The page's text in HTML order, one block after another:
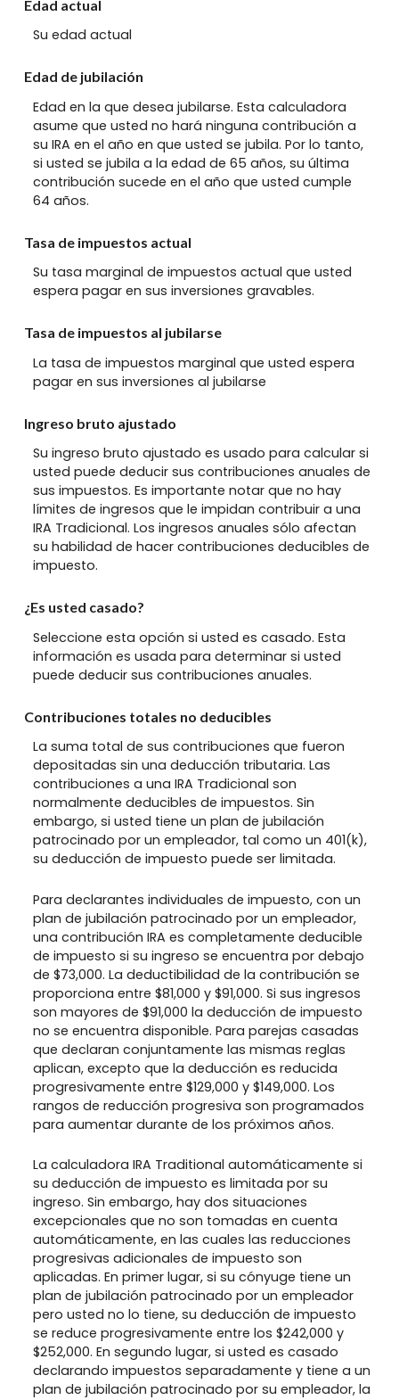
Edad actual
Su edad actual
Edad de jubilación
Edad en la que desea jubilarse. Esta calculadora
asume que usted no hará ninguna contribución a
su IRA en el año en que usted se jubila. Por lo tanto,
si usted se jubila a la edad de 65 años, su última
contribución sucede en el año que usted cumple
64 años.
Tasa de impuestos actual
Su tasa marginal de impuestos actual que usted
espera pagar en sus inversiones gravables.
Tasa de impuestos al jubilarse
La tasa de impuestos marginal que usted espera
pagar en sus inversiones al jubilarse
Ingreso bruto ajustado
Su ingreso bruto ajustado es usado para calcular si
usted puede deducir sus contribuciones anuales de
sus impuestos. Es importante notar que no hay
límites de ingresos que le impidan contribuir a una
IRA Tradicional. Los ingresos anuales sólo afectan
su habilidad de hacer contribuciones deducibles de
impuesto.
¿Es usted casado?
Seleccione esta opción si usted es casado. Esta
información es usada para determinar si usted
puede deducir sus contribuciones anuales.
Contribuciones totales no deducibles
La suma total de sus contribuciones que fueron
depositadas sin una deducción tributaria. Las
contribuciones a una IRA Tradicional son
normalmente deducibles de impuestos. Sin
embargo, si usted tiene un plan de jubilación
patrocinado por un empleador, tal como un 401(k),
su deducción de impuesto puede ser limitada.
Para declarantes individuales de impuesto, con un
plan de jubilación patrocinado por un empleador,
una contribución IRA es completamente deducible
de impuesto si su ingreso se encuentra por debajo
de $73,000. La deductibilidad de la contribución se
proporciona entre $81,000 y $91,000. Si sus ingresos
son mayores de $91,000 la deducción de impuesto
no se encuentra disponible. Para parejas casadas
que declaran conjuntamente las mismas reglas
aplican, excepto que la deducción es reducida
progresivamente entre $129,000 y $149,000. Los
rangos de reducción progresiva son programados
para aumentar durante de los próximos años.
La calculadora IRA Traditional automáticamente si
su deducción de impuesto es limitada por su
ingreso. Sin embargo, hay dos situaciones
excepcionales que no son tomadas en cuenta
automáticamente, en las cuales las reducciones
progresivas adicionales de impuesto son
aplicadas. En primer lugar, si su cónyuge tiene un
plan de jubilación patrocinado por un empleador
pero usted no lo tiene, su deducción de impuesto
se reduce progresivamente entre los $242,000 y
$252,000. En segundo lugar, si usted es casado
declarando impuestos separadamente y tiene a un
plan de jubilación patrocinado por su empleador, la